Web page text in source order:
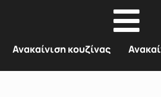
Ανακαίνιση κουζίνας